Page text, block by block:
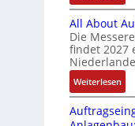
s
t
e
m
e
t
R
e
i
f
e
g
r
l
e
S
t
e
u
e
r
i
o
n
v
o
n
A
G
h
t
S
t
r
u
k
t
B
i
s
2
0
3
6
f
All About
Die
findet 2027
Weiterlesen:
A
l